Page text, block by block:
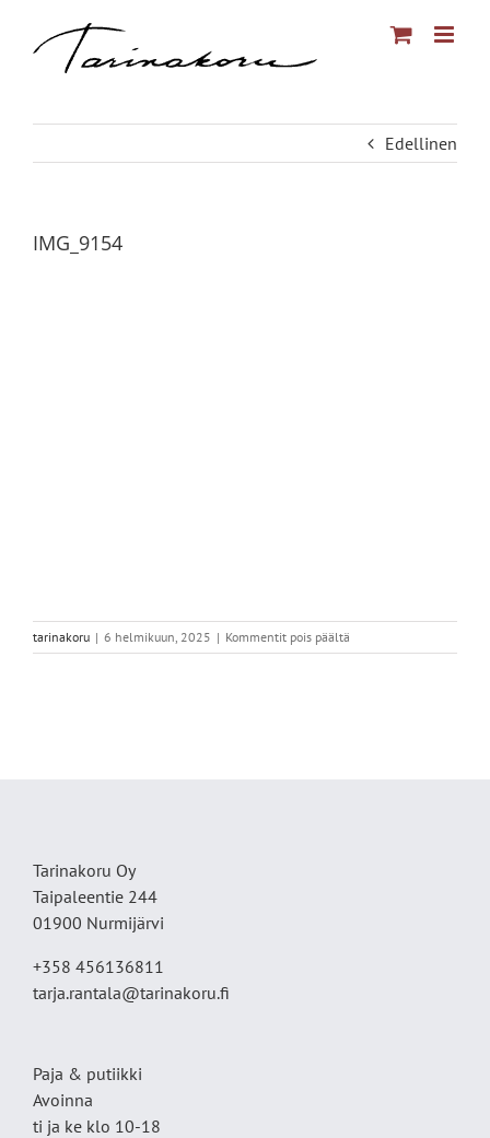
Edellinen
IMG_9154
tarinakoru | 6 helmikuun, 2025 | Kommentit pois päältä
IMG_9154
Tarinakoru Oy
Taipaleentie 244
01900 Nurmijärvi
+358 456136811
tarja.rantala@tarinakoru.fi
Paja & putiikki
Avoinna
ti ja ke klo 10-18